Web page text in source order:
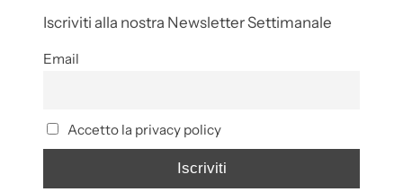
Iscriviti alla nostra Newsletter Settimanale
Email
Accetto la privacy policy